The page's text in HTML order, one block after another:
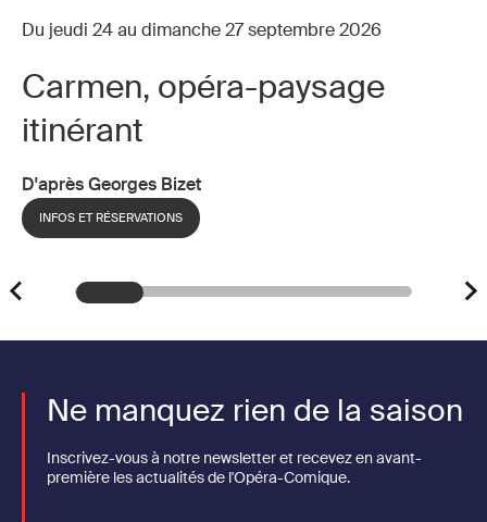
Du jeudi 24 au dimanche 27 septembre 2026
Carmen, opéra-paysage
itinérant
D'après Georges Bizet
INFOS ET RÉSERVATIONS
Ne manquez rien de la saison
Inscrivez-vous à notre newsletter et recevez en avant-
première les actualités de l'Opéra-Comique.